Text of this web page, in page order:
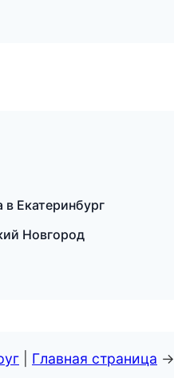
Екатеринбург
Новгород
Главная страница →